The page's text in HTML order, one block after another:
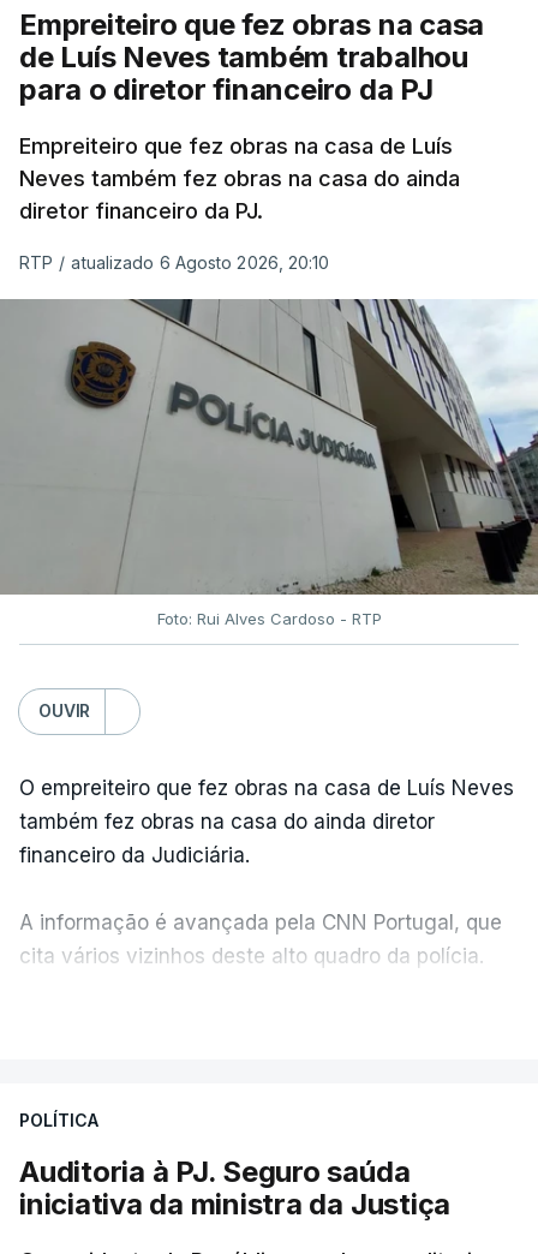
Empreiteiro que fez obras na casa
de Luís Neves também trabalhou
para o diretor financeiro da PJ
Empreiteiro que fez obras na casa de Luís
Neves também fez obras na casa do ainda
diretor financeiro da PJ.
RTP / atualizado 6 Agosto 2026, 20:10
Foto: Rui Alves Cardoso - RTP
OUVIR
O empreiteiro que fez obras na casa de Luís Neves
também fez obras na casa do ainda diretor
financeiro da Judiciária.
A informação é avançada pela CNN Portugal, que
cita vários vizinhos deste alto quadro da polícia.
apreendido numa operação de droga.
POLÍTICA
Auditoria à PJ. Seguro saúda
iniciativa da ministra da Justiça